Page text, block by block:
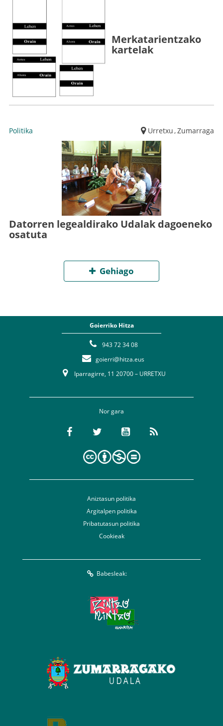
Merkatarientzako
kartelak
Politika Urretxu,Zumarraga
Datorren legealdirako Udalak dagoeneko
osatuta
Gehiago
Goierriko Hitza
943 72 34 08
goierri@hitza.eus
Iparragirre, 11 20700 – URRETXU
Nor gara
Aniztasun politika
Argitalpen politika
Pribatutasun politika
Cookieak
Babesleak: